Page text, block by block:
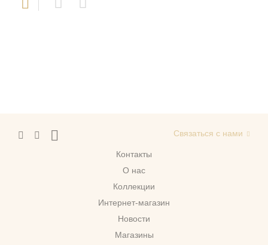
Контакты
О нас
Коллекции
Интернет-магазин
Новости
Магазины
Связаться с нами